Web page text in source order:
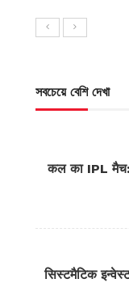
সবচেয়ে বেশি দেখা
कल का IPL
सिस्टमैटिक